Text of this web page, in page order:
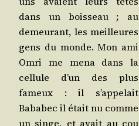
dans un bois­seau ; au
demeu­rant, les meilleures
gens du monde. Mon ami
Omri me mena dans la
cel­lule d’un des plus
fameux : il s’ap­pe­lait
Baba­bec il était nu comme
un singe, et avait au cou